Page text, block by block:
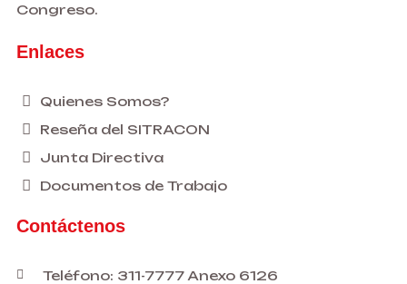
Congreso.
Enlaces
Quienes Somos?
Reseña del SITRACON
Junta Directiva
Documentos de Trabajo
Contáctenos
Teléfono: 311-7777 Anexo 6126